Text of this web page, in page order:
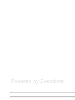
Powered by Eventbrite